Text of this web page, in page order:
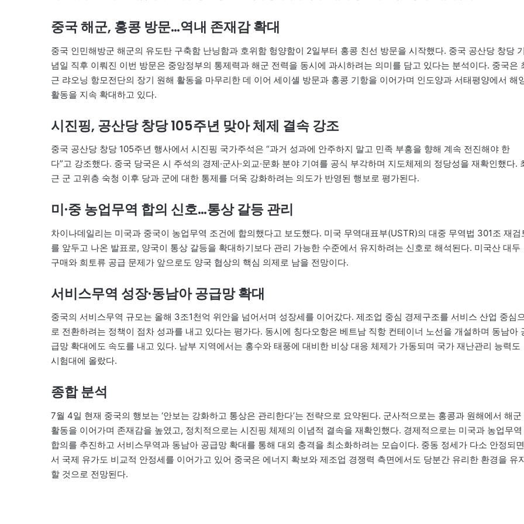
중국 해군, 홍콩 방문…역내 존재감 확대
중국 인민해방군 해군의 유도탄 구축함 난닝함과 호위함 헝양함이 2일부터 홍콩 친선 방문을 시작했다. 중국 공산당 창당
념일 직후 이뤄진 이번 방문은 중앙정부의 통제력과 해군 전력을 동시에 과시하려는 의미를 담고 있다는 분석이다. 중국은
근 랴오닝 항모전단의 장기 원해 활동을 마무리한 데 이어 세이셸 방문과 홍콩 기항을 이어가며 인도양과 서태평양에서 해
활동을 지속 확대하고 있다.
시진핑, 공산당 창당 105주년 맞아 체제 결속 강조
중국 공산당 창당 105주년 행사에서 시진핑 국가주석은 “과거 성과에 안주하지 말고 민족 부흥을 향해 계속 전진해야 한
다”고 강조했다. 중국 당국은 시 주석의 경제·군사·외교·문화 분야 기여를 공식 부각하며 지도체제의 정당성을 재확인했다.
근 군 고위층 숙청 이후 당과 군에 대한 통제를 더욱 강화하려는 의도가 반영된 행보로 평가된다.
미·중 농업무역 합의 신호…통상 갈등 관리
차이나데일리는 미국과 중국이 농업무역 조건에 합의했다고 보도했다. 미국 무역대표부(USTR)의 대중 무역법 301조 재검
를 앞두고 나온 발표로, 양국이 통상 갈등을 확대하기보다 관리 가능한 수준에서 유지하려는 신호로 해석된다. 미국산 대두
구매와 희토류 공급 문제가 앞으로도 양국 협상의 핵심 의제로 남을 전망이다.
서비스무역 성장·동남아 공급망 확대
중국의 서비스무역 규모는 올해 3조1천억 위안을 넘어서며 성장세를 이어갔다. 제조업 중심 경제구조를 서비스 산업 중심
로 전환하려는 정책이 점차 성과를 내고 있다는 평가다. 동시에 칭다오항은 베트남 직항 컨테이너 노선을 개설하며 동남아
급망 확대에도 속도를 내고 있다. 남부 지역에서는 홍수와 태풍에 대비한 비상 대응 체제가 가동되며 국가 재난관리 능력도
시험대에 올랐다.
종합 분석
7월 4일 현재 중국의 행보는 ‘안보는 강화하고 통상은 관리한다’는 전략으로 요약된다. 군사적으로는 홍콩과 원해에서 해군
활동을 이어가며 존재감을 높였고, 정치적으로는 시진핑 체제의 이념적 결속을 재확인했다. 경제적으로는 미국과 농업무역
합의를 추진하고 서비스무역과 동남아 공급망 확대를 통해 대외 충격을 최소화하려는 모습이다. 중동 정세가 다소 안정되면
서 국제 유가도 비교적 안정세를 이어가고 있어 중국은 에너지 확보와 제조업 경쟁력 측면에서도 당분간 유리한 환경을 유
할 것으로 전망된다.